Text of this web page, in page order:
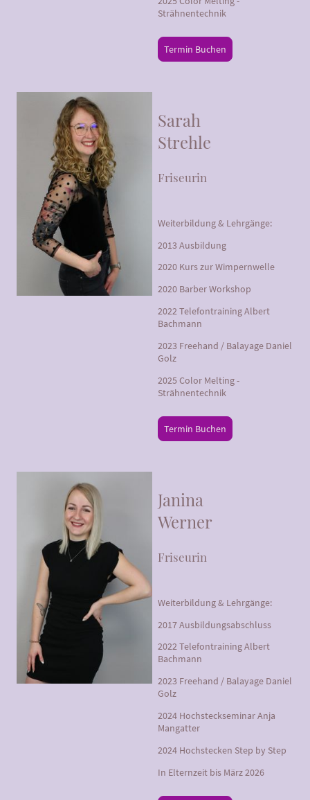
Strähnentechnik
Termin Buchen
Sarah
Strehle
Friseurin
Weiterbildung & Lehrgänge:
2013 Ausbildung
2020 Kurs zur Wimpernwelle
2020 Barber Workshop
2022 Telefontraining Albert
Bachmann
2023 Freehand / Balayage Daniel
Golz
2025 Color Melting -
Strähnentechnik
Termin Buchen
Janina
Werner
Friseurin
Weiterbildung & Lehrgänge:
2017 Ausbildungsabschluss
2022 Telefontraining Albert
Bachmann
2023 Freehand / Balayage Daniel
Golz
2024 Hochsteckseminar Anja
Mangatter
2024 Hochstecken Step by Step
In Elternzeit bis März 2026